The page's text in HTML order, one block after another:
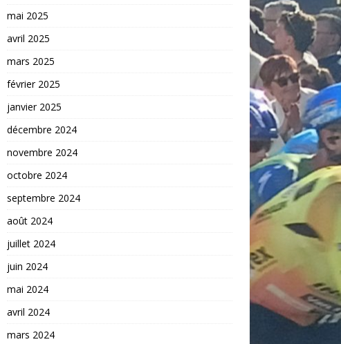
mai 2025
avril 2025
mars 2025
février 2025
janvier 2025
décembre 2024
novembre 2024
octobre 2024
septembre 2024
août 2024
juillet 2024
juin 2024
mai 2024
avril 2024
mars 2024